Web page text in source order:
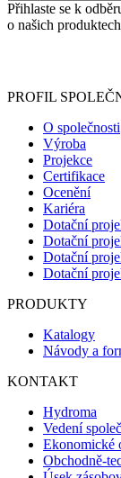
Přihlaste se k
o našich
PROFIL
O společnosti
Výroba
Projekce
Certifikace
Ocenění
Kariéra
Dotační
Dotační
Dotační
Dotační
PRODUKTY
Katalogy
Návody a
KONTAKT
Hydroma
Vedení
Ekonomické
Obchodně-